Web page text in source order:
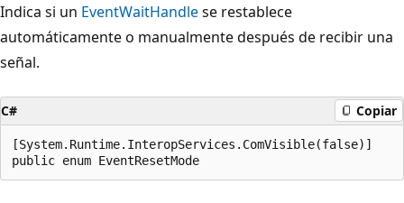
Indica si un EventWaitHandlese restablece
automáticamente o manualmente después de recibir una
señal.
C# Copiar
[System.Runtime.InteropServices.ComVisible(false)]
public enum EventResetMode